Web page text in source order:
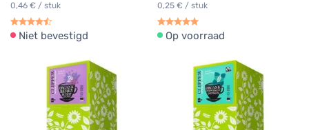
0,46 € / stuk
Niet bevestigd
0,25 € / stuk
Op voorraad